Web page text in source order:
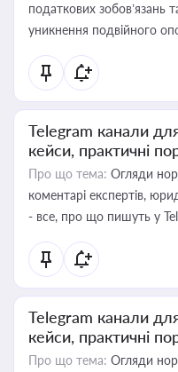
податкових зобов’язань
уникнення подвійного
Telegram канали
кейси, практичні
Про що тема: Огляди
коментарі експертів,
- все, про що пишуть у
Telegram канали
кейси, практичні
Про що тема: Огляди